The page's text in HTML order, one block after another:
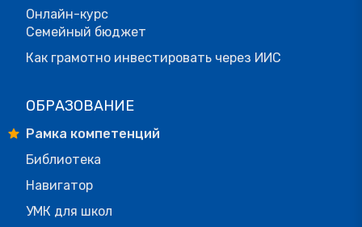
Онлайн-курс
Семейный бюджет
Как грамотно инвестировать через ИИС
ОБРАЗОВАНИЕ
Рамка компетенций
Библиотека
Навигатор
УМК для школ